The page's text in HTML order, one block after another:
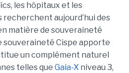
les hôpitaux et les
aujourd’hui des
matière de souveraineté
souveraineté Cispe apporte
un complément naturel
telles que Gaia-Xniveau 3,